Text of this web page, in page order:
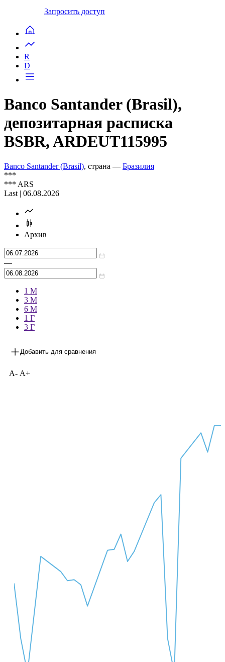
Запросить доступ
R
D
Banco Santander (Brasil),
депозитарная расписка
BSBR, ARDEUT115995
Banco Santander (Brasil), страна — Бразилия
***
*** ARS
Last | 06.08.2026
Архив
—
1 М
3 М
6 М
1 Г
3 Г
Добавить для сравнения